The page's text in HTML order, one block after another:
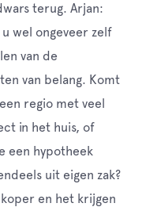
terug. Arjan:
wel ongeveer zelf
van de
van belang. Komt
regio met veel
in het huis, of
een hypotheek
uit eigen zak?
en het krijgen